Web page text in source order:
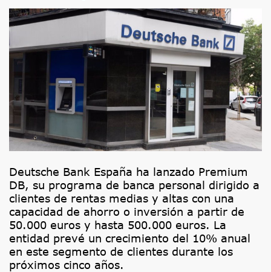
Deutsche Bank España ha lanzado Premium
DB, su programa de banca personal dirigido a
clientes de rentas medias y altas con una
capacidad de ahorro o inversión a partir de
50.000 euros y hasta 500.000 euros. La
entidad prevé un crecimiento del 10% anual
en este segmento de clientes durante los
próximos cinco años.